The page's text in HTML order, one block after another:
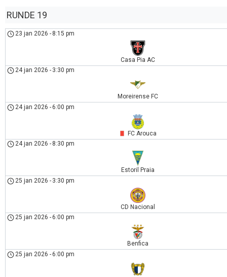
RUNDE 19
23 jan 2026 - 8:15 pm
Casa Pia AC
24 jan 2026 - 3:30 pm
Moreirense FC
24 jan 2026 - 6:00 pm
FC Arouca
24 jan 2026 - 8:30 pm
Estoril Praia
25 jan 2026 - 3:30 pm
CD Nacional
25 jan 2026 - 6:00 pm
Benfica
25 jan 2026 - 6:00 pm